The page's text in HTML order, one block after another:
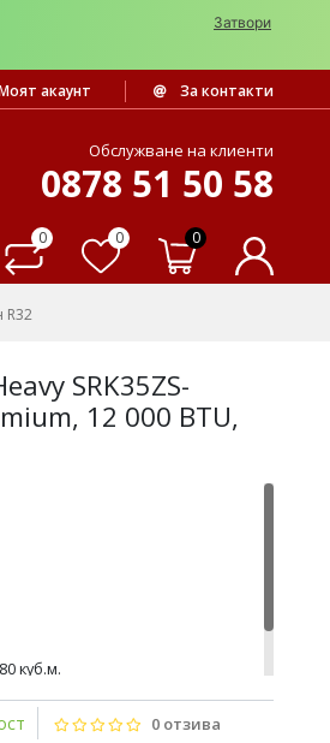
Затвори
акаунт За контакти
Обслужване на клиенти
0878 51 50 58
0 0 0
R32
SRK35ZS-
12 000 BTU,
куб.м.
куб.м
0 отзива